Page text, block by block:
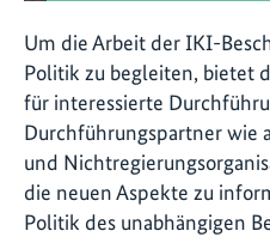
Um die Arbeit der IKI-
Politik zu begleiten, bietet
für interessierte
Durchführungspartner wie
und
die neuen Aspekte zu
Politik des unabhängigen